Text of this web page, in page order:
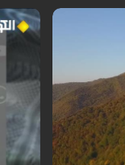
إيران، يحذر
بجسم طبيعة
رواية
ليفقدا